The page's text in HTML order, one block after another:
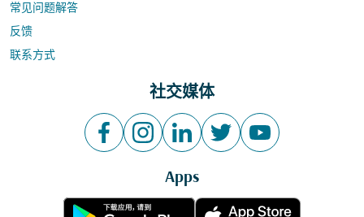
常见问题解答
反馈
联系方式
社交媒体
Apps